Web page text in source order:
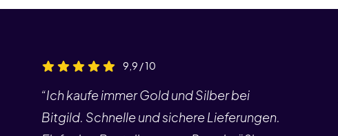
9,9 / 10
“Ich kaufe immer Gold und Silber bei
Bitgild. Schnelle und sichere Lieferungen.